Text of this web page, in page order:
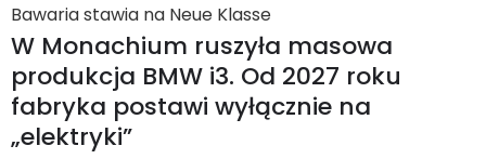
Bawaria stawia na Neue Klasse
W Monachium ruszyła masowa
produkcja BMW i3. Od 2027 roku
fabryka postawi wyłącznie na
„elektryki”